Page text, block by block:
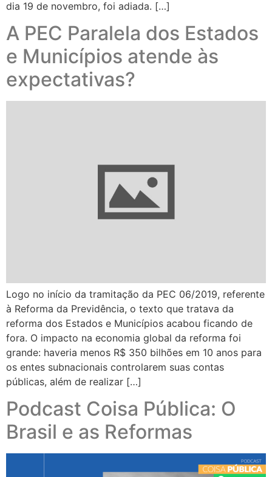
dia 19 de novembro, foi adiada. […]
A PEC Paralela dos Estados
e Municípios atende às
expectativas?
Logo no início da tramitação da PEC 06/2019, referente
à Reforma da Previdência, o texto que tratava da
reforma dos Estados e Municípios acabou ficando de
fora. O impacto na economia global da reforma foi
grande: haveria menos R$ 350 bilhões em 10 anos para
os entes subnacionais controlarem suas contas
públicas, além de realizar […]
Podcast Coisa Pública: O
Brasil e as Reformas